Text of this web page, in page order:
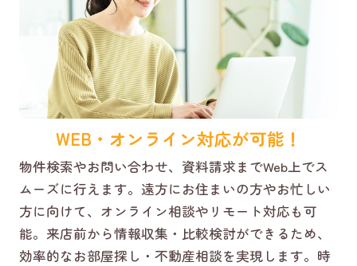
WEB・オンライン対応が可能！
物件検索やお問い合わせ、資料請求までWeb上でス
ムーズに行えます。遠方にお住まいの方やお忙しい
方に向けて、オンライン相談やリモート対応も可
能。来店前から情報収集・比較検討ができるため、
効率的なお部屋探し・不動産相談を実現します。時